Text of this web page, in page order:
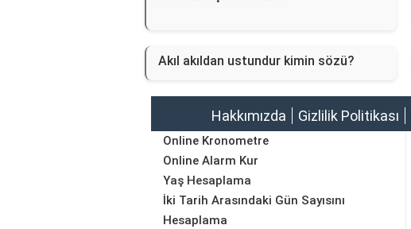
Akıl akıldan ustundur kimin sözü?
Hakkımızda Gizlilik Politikası
Online Kronometre
Online Alarm Kur
Yaş Hesaplama
İki Tarih Arasındaki Gün Sayısını
Hesaplama